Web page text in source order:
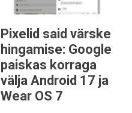
Pixelid said värske
hingamise: Google
paiskas korraga
välja Android 17 ja
Wear OS 7